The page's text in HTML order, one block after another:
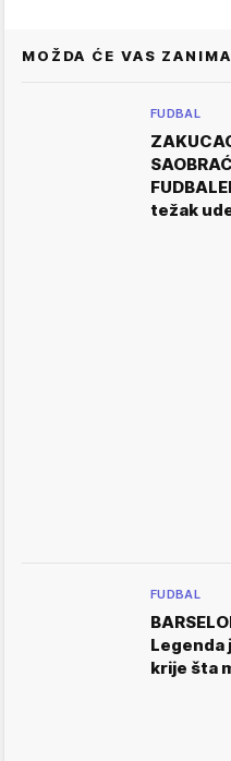
MOŽDA ĆE VAS
FUDBAL
težak
FUDBAL
Legenda
krije šta